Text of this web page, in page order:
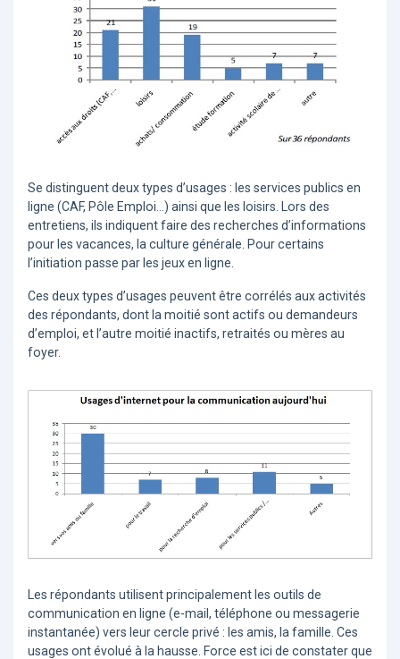
Se distinguent deux types d’usages : les services publics en
ligne (CAF, Pôle Emploi...) ainsi que les loisirs. Lors des
entretiens, ils indiquent faire des recherches d’informations
pour les vacances, la culture générale. Pour certains
l’initiation passe par les jeux en ligne.
Ces deux types d’usages peuvent être corrélés aux activités
des répondants, dont la moitié sont actifs ou demandeurs
d’emploi, et l’autre moitié inactifs, retraités ou mères au
foyer.
Les répondants utilisent principalement les outils de
communication en ligne (e-mail, téléphone ou messagerie
instantanée) vers leur cercle privé : les amis, la famille. Ces
usages ont évolué à la hausse. Force est ici de constater que